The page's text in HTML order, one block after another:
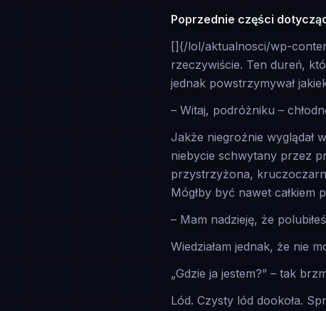
Poprzednie części
[](/lol/aktualnosci/wp-
rzeczywiście. Ten dureń,
jednak powstrzymywał
– Witaj, podróżniku –
Jakże niegroźnie wyglądał
niebycie schwytany przez
przystrzyżona,
Mógłby być nawet całkiem
– Mam nadzieję, że
Wiedziałam jednak, że nie
„Gdzie ja jestem?” – tak
Lód. Czysty lód dookoła.